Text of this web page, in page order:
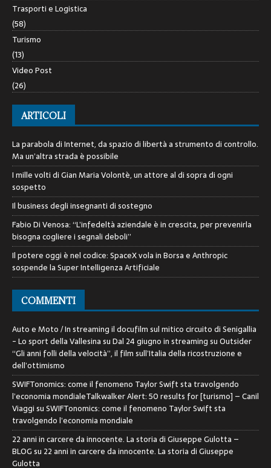
Trasporti e Logistica
(58)
Turismo
(13)
Video Post
(26)
ARTICOLI
La parabola di Internet, da spazio di libertà a strumento di controllo.
Ma un’altra strada è possibile
I mille volti di Gian Maria Volontè, un attore al di sopra di ogni
sospetto
Il business degli insegnanti di sostegno
Fabio Di Venosa: “L’infedeltà aziendale è in crescita, per prevenirla
bisogna cogliere i segnali deboli”
Il potere oggi è nel codice: SpaceX vola in Borsa e Anthropic
sospende la Super Intelligenza Artificiale
COMMENTI
Auto e Moto / In streaming il docufilm sul mitico circuito di Senigallia
- Lo sport della VallesinasuDal 24 giugno in streaming su Outsider
“Gli anni folli della velocità”, il film sull’Italia della ricostruzione e
dell’ottimismo
SWIFTonomics: come il fenomeno Taylor Swift sta travolgendo
l’economia mondialeTalkwalker Alert: 50 results for [turismo] – Canil
ViaggisuSWIFTonomics: come il fenomeno Taylor Swift sta
travolgendo l’economia mondiale
22 anni in carcere da innocente. La storia di Giuseppe Gulotta –
BLOGsu 22 anni in carcere da innocente. La storia di Giuseppe
Gulotta